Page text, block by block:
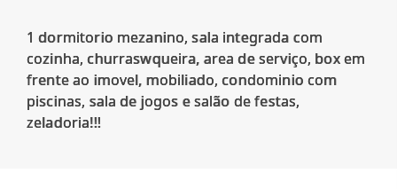
1 dormitorio mezanino, sala integrada com
cozinha, churraswqueira, area de serviço, box em
frente ao imovel, mobiliado, condominio com
piscinas, sala de jogos e salão de festas,
zeladoria!!!